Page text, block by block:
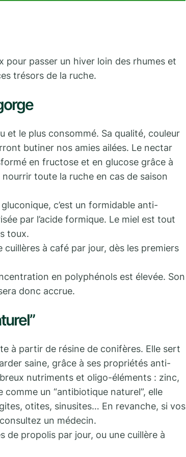
pour passer un hiver loin des rhumes et
trésors de la ruche.
et le plus consommé. Sa qualité, couleur
butiner nos amies ailées. Le nectar
en fructose et en glucose grâce à
nourrir toute la ruche en cas de saison
c’est un formidable anti-
par l’acide formique. Le miel est tout
toux.
à café par jour, dès les premiers
en polyphénols est élevée. Son
donc accrue.
à partir de résine de conifères. Elle sert
saine, grâce à ses propriétés anti-
nutriments et oligo-éléments : zinc,
un “antibiotique naturel”, elle
otites, sinusites… En revanche, si vos
un médecin.
de propolis par jour, ou une cuillère à